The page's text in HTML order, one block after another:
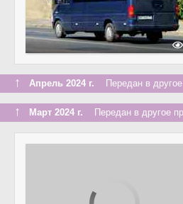
↑ Апрель 2024 г. Передан в другое
↑ Март 2024 г. Передан в другое